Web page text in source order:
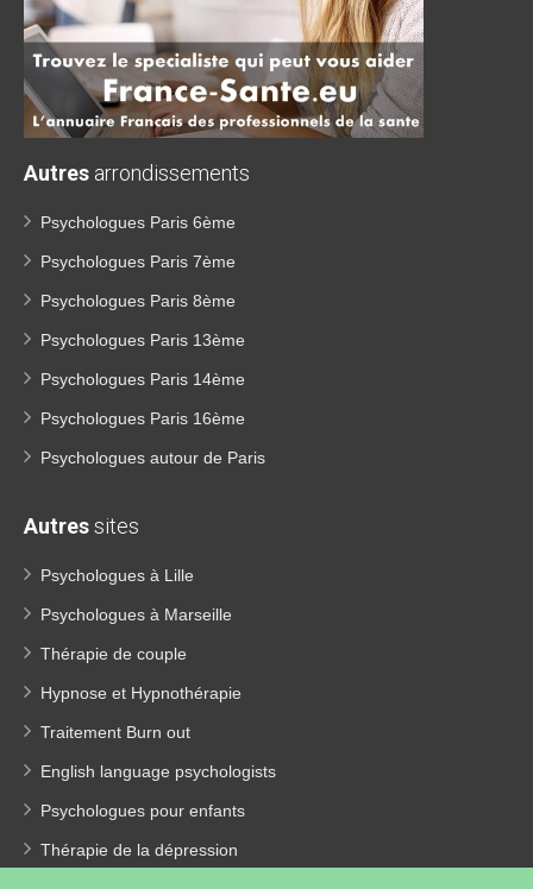
Autres arrondissements
Psychologues Paris 6ème
Psychologues Paris 7ème
Psychologues Paris 8ème
Psychologues Paris 13ème
Psychologues Paris 14ème
Psychologues Paris 16ème
Psychologues autour de Paris
Autressites
Psychologues à Lille
Psychologues à Marseille
Thérapie de couple
Hypnose et Hypnothérapie
Traitement Burn out
English language psychologists
Psychologues pour enfants
Thérapie de la dépression